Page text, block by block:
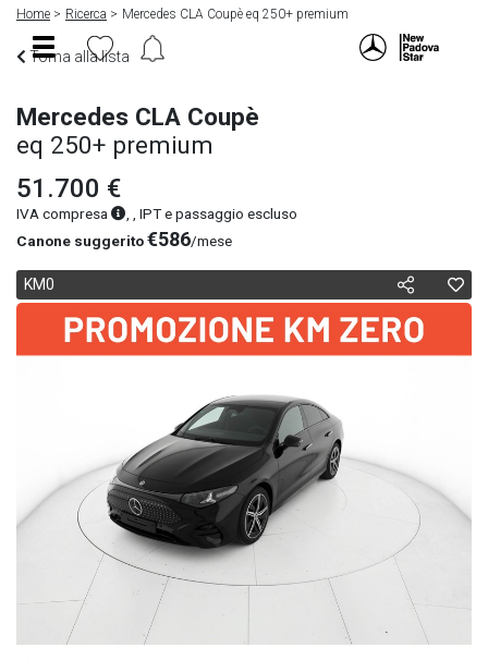
Home Ricerca Mercedes CLA Coupè eq 250+ premium
Torna alla lista
Mercedes CLA Coupè
eq 250+ premium
51.700 €
IVA compresa
, , IPT e passaggio escluso
Canone suggerito€586/mese
KM0